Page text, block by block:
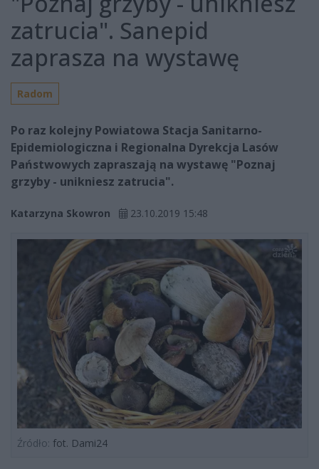
zatrucia". Sanepid
zaprasza na wystawę
Radom
Po raz kolejny Powiatowa Stacja Sanitarno-
Epidemiologiczna i Regionalna Dyrekcja Lasów
Państwowych zapraszają na wystawę "Poznaj
grzyby - unikniesz zatrucia".
Katarzyna Skowron 23.10.2019 15:48
Źródło: fot. Dami24